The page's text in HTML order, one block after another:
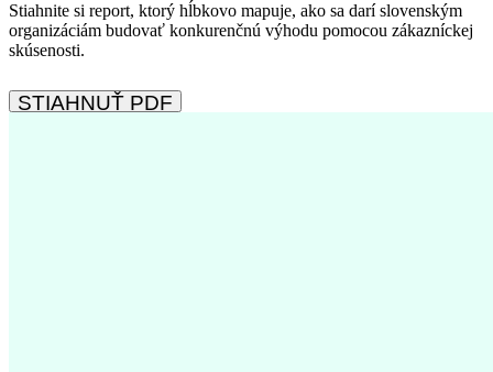
Stiahnite si report, ktorý hĺbkovo mapuje, ako sa darí slovenským
organizáciám budovať konkurenčnú výhodu pomocou zákazníckej
skúsenosti.
STIAHNUŤ PDF